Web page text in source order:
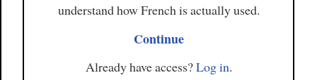
understand how French is actually used.
Continue
Already have access?Log in.